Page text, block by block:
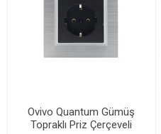
Ovivo Quantum Gümüş
Topraklı Priz Çerçeveli